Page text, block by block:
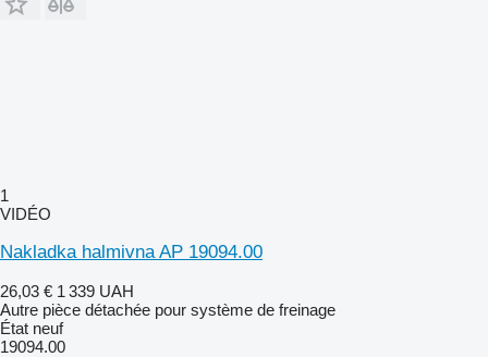
1
VIDÉO
Nakladka halmivna AP 19094.00
26,03 € 1 339 UAH
Autre pièce détachée pour système de freinage
État neuf
19094.00